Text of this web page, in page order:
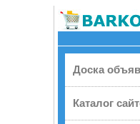
Доска
Каталог